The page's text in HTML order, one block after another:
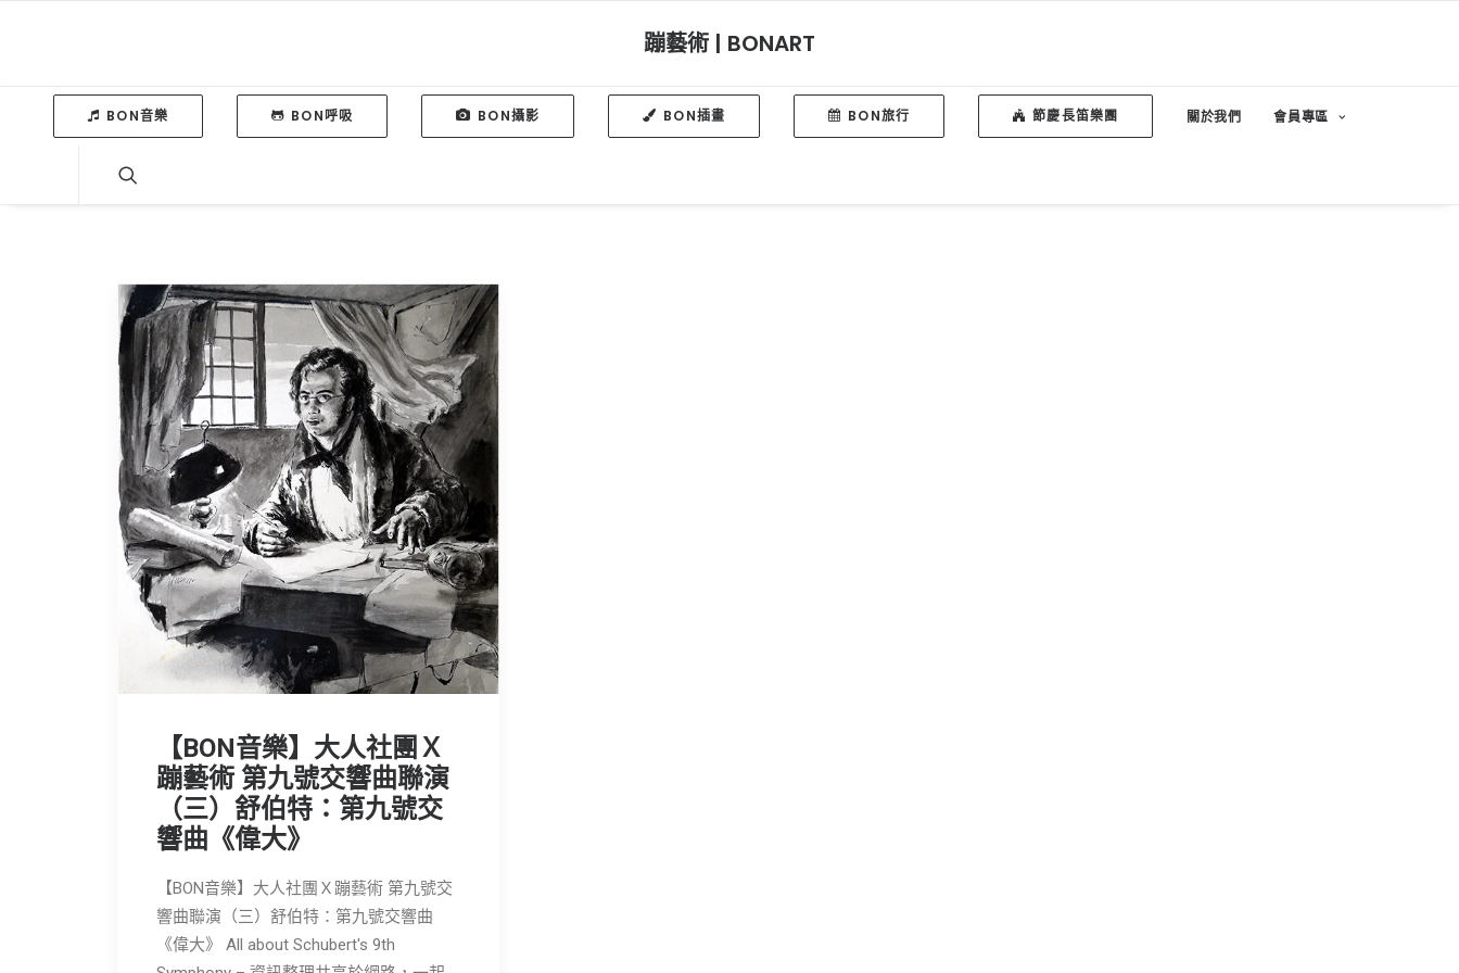
蹦藝術 | BONART
BON音樂 BON呼吸 BON攝影 BON插畫 BON旅行 節慶長笛樂團 關於我們 會員專區
【BON音樂】大人社團Ｘ
蹦藝術 第九號交響曲聯演
（三）舒伯特：第九號交
響曲《偉大》
【BON音樂】大人社團Ｘ蹦藝術 第九號交
響曲聯演（三）舒伯特：第九號交響曲
《偉大》 All about Schubert's 9th